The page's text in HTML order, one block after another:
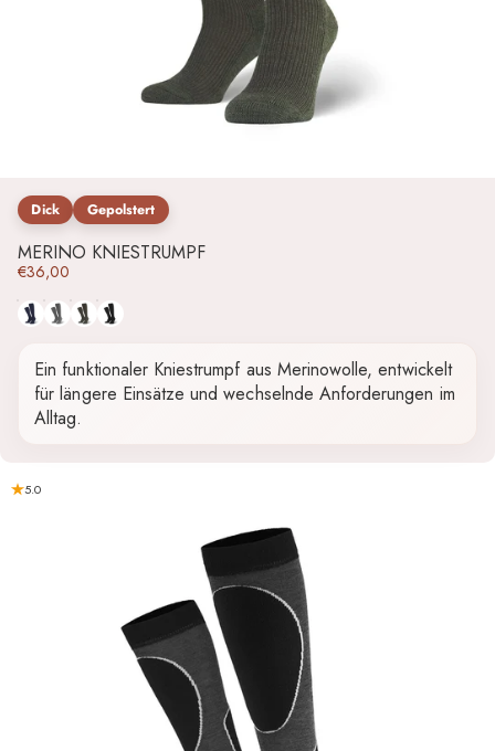
Dick Gepolstert
MERINO KNIESTRUMPF
€36,00
BlauGrauGrünSchwarz
Ein funktionaler Kniestrumpf aus Merinowolle, entwickelt
für längere Einsätze und wechselnde Anforderungen im
Alltag.
5.0